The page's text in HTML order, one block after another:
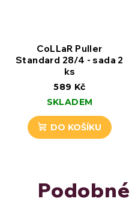
CoLLaR Puller
Standard 28/4 - sada 2
ks
589 Kč
SKLADEM
DO KOŠÍKU